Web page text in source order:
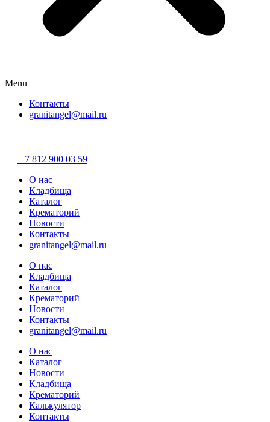
Menu
Контакты
granitangel@mail.ru
+7 812 900 03 59
О нас
Кладбища
Каталог
Крематорий
Новости
Контакты
granitangel@mail.ru
О нас
Кладбища
Каталог
Крематорий
Новости
Контакты
granitangel@mail.ru
О нас
Каталог
Новости
Кладбища
Крематорий
Калькулятор
Контакты